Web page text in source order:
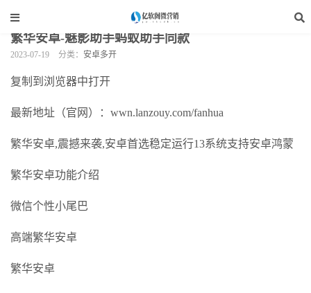
当前位置： 手机软件 > 安卓多开
繁华安卓-魅影助手蚂蚁助手同款
2023-07-19 分类： 安卓多开
复制到浏览器中打开
最新地址（官网）：wwn.lanzouy.com/fanhua
繁华安卓,震撼来袭,安卓首选稳定运行13系统支持安卓鸿蒙
繁华安卓功能介绍
微信个性小尾巴
高端繁华安卓
繁华安卓